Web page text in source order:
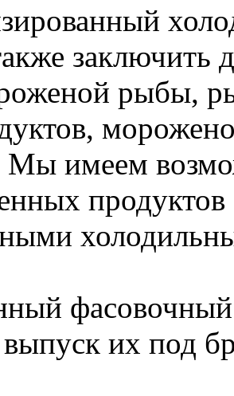
заключить
рыбы,
Мы имеем
их под